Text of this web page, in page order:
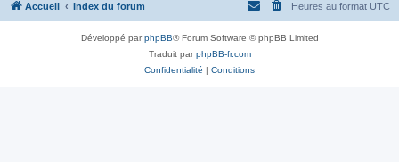
Accueil Index du forum Heures au format UTC
Développé parphpBB® Forum Software © phpBB Limited
Traduit parphpBB-fr.com
Confidentialité | Conditions